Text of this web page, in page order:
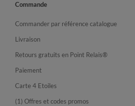
Commande
Commander par référence catalogue
Livraison
Retours gratuits en Point Relais®
Paiement
Carte 4 Etoiles
(1) Offres et codes promos